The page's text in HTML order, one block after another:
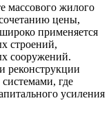
массового жилого
цены,
применяется
строений,
сооружений.
реконструкции
где
усиления